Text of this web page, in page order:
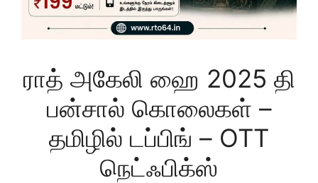
ராத் அகேலி ஹை 2025 தி
பன்சால் கொலைகள் –
தமிழில் டப்பிங் – OTT
நெட்ஃபிக்ஸ்